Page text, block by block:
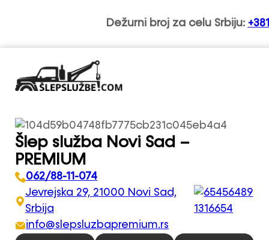
Dežurni broj za celu Srbiju:
Šlep služba Novi Sad –
PREMIUM
062/88-11-074
Jevrejska 29, 21000 Novi Sad,
Srbija
info@slepsluzbapremium.rs